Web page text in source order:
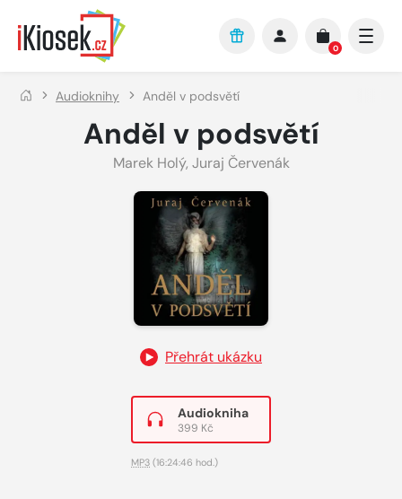
Přejít na hlavní obsah
0
Audioknihy Anděl v podsvětí
Anděl v podsvětí
Marek Holý, Juraj Červenák
Přehrát ukázku
Audiokniha
399 Kč
MP3 (16:24:46 hod.)